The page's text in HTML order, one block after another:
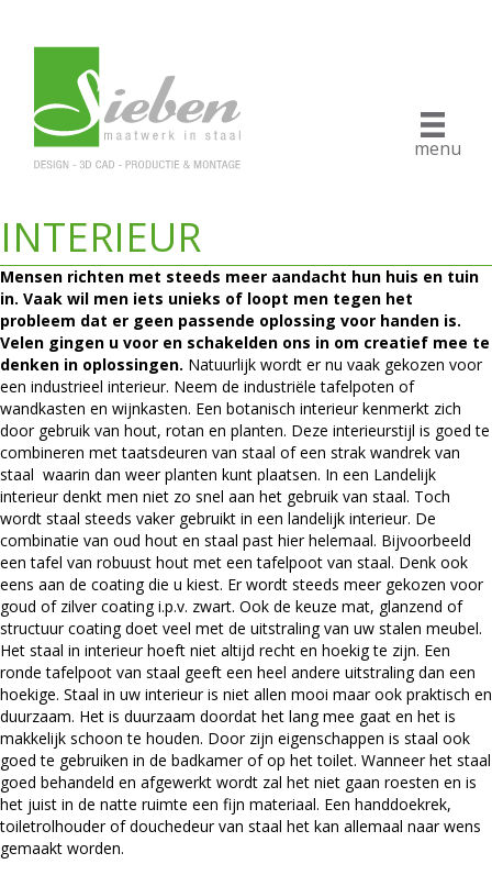
menu
INTERIEUR
Mensen richten met steeds meer aandacht hun huis en tuin
in. Vaak wil men iets unieks of loopt men tegen het
probleem dat er geen passende oplossing voor handen is.
Velen gingen u voor en schakelden ons in om creatief mee te
denken in oplossingen. Natuurlijk wordt er nu vaak gekozen voor
een industrieel interieur. Neem de industriële tafelpoten of
wandkasten en wijnkasten. Een botanisch interieur kenmerkt zich
door gebruik van hout, rotan en planten. Deze interieurstijl is goed te
combineren met taatsdeuren van staal of een strak wandrek van
staal waarin dan weer planten kunt plaatsen. In een Landelijk
interieur denkt men niet zo snel aan het gebruik van staal. Toch
wordt staal steeds vaker gebruikt in een landelijk interieur. De
combinatie van oud hout en staal past hier helemaal. Bijvoorbeeld
een tafel van robuust hout met een tafelpoot van staal. Denk ook
eens aan de coating die u kiest. Er wordt steeds meer gekozen voor
goud of zilver coating i.p.v. zwart. Ook de keuze mat, glanzend of
structuur coating doet veel met de uitstraling van uw stalen meubel.
Het staal in interieur hoeft niet altijd recht en hoekig te zijn. Een
ronde tafelpoot van staal geeft een heel andere uitstraling dan een
hoekige. Staal in uw interieur is niet allen mooi maar ook praktisch en
duurzaam. Het is duurzaam doordat het lang mee gaat en het is
makkelijk schoon te houden. Door zijn eigenschappen is staal ook
goed te gebruiken in de badkamer of op het toilet. Wanneer het staal
goed behandeld en afgewerkt wordt zal het niet gaan roesten en is
het juist in de natte ruimte een fijn materiaal. Een handdoekrek,
toiletrolhouder of douchedeur van staal het kan allemaal naar wens
gemaakt worden.